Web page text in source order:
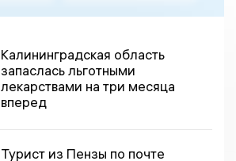
Калининградская область
запаслась льготными
лекарствами на три месяца
вперед
Турист из Пензы по почте